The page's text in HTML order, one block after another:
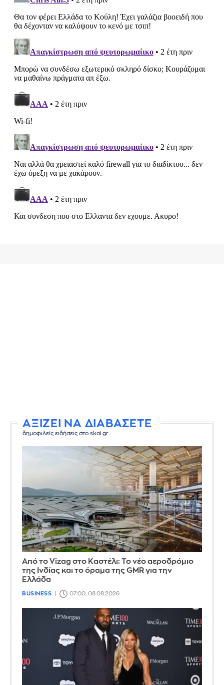
ΑΞΙΖΕΙ ΝΑ ΔΙΑΒΑΣΕΤΕ
δημοφιλείς ειδήσεις στο skai.gr
Από το Vizag στο Καστέλι: Το νέο αεροδρόμιο
της Ινδίας και το όραμα της GMR για την
Ελλάδα
BUSINESS 07:00, 08.08.2026